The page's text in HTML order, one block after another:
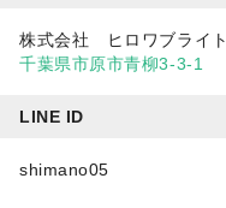
株式会社 ヒロワブライト
千葉県市原市青柳3-3-1
LINE ID
shimano05